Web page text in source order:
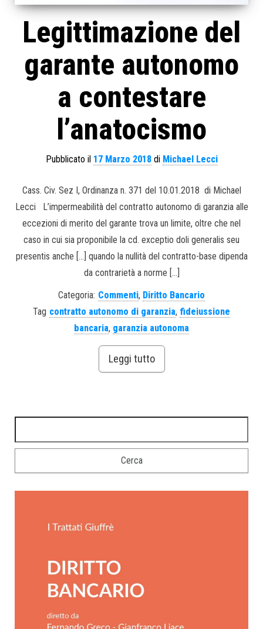
Legittimazione del
garante autonomo
a contestare
l’anatocismo
Pubblicato il 17 Marzo 2018di Michael Lecci
Cass. Civ. Sez I, Ordinanza n. 371 del 10.01.2018 di Michael
Lecci L’impermeabilità del contratto autonomo di garanzia alle
eccezioni di merito del garante trova un limite, oltre che nel
caso in cui sia proponibile la cd. exceptio doli generalis seu
presentis anche […] quando la nullità del contratto-base dipenda
da contrarietà a norme […]
Categoria: Commenti, Diritto Bancario
Tag contratto autonomo di garanzia, fideiussione
bancaria, garanzia autonoma
Leggi tutto